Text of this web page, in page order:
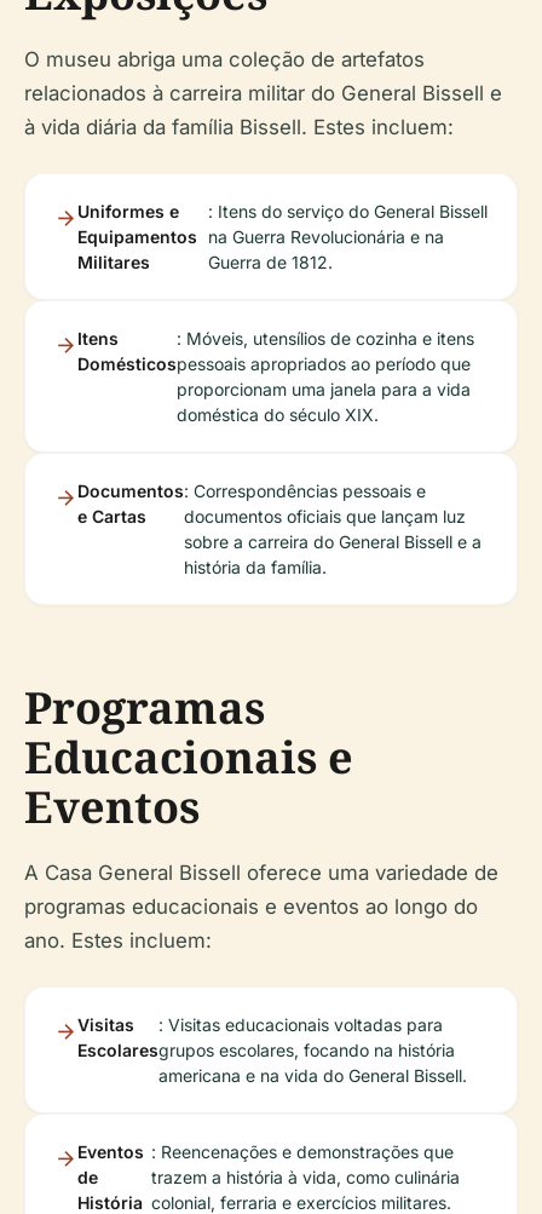
O museu abriga uma coleção de artefatos
relacionados à carreira militar do General Bissell e
à vida diária da família Bissell. Estes incluem:
Uniformes e
Equipamentos
Militares
: Itens do serviço do General Bissell
na Guerra Revolucionária e na
Guerra de 1812.
Itens
Domésticos
: Móveis, utensílios de cozinha e itens
pessoais apropriados ao período que
proporcionam uma janela para a vida
doméstica do século XIX.
Documentos
e Cartas
: Correspondências pessoais e
documentos oficiais que lançam luz
sobre a carreira do General Bissell e a
história da família.
Programas
Educacionais e
Eventos
A Casa General Bissell oferece uma variedade de
programas educacionais e eventos ao longo do
ano. Estes incluem:
Visitas
Escolares
: Visitas educacionais voltadas para
grupos escolares, focando na história
americana e na vida do General Bissell.
Eventos
de
História
: Reencenações e demonstrações que
trazem a história à vida, como culinária
colonial, ferraria e exercícios militares.